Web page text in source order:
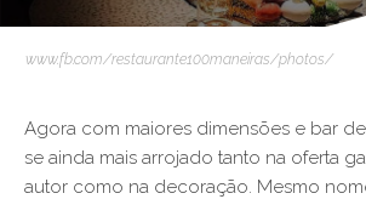
www.fb.com/restaurante100maneiras/photos/
Agora com maiores dimensões e bar
se ainda mais arrojado tanto na oferta
autor como na decoração. Mesmo